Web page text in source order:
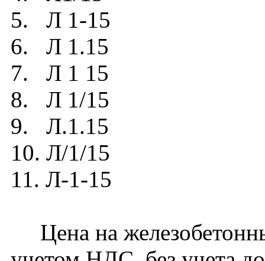
5. Л 1-15
6. Л 1.15
7. Л 1 15
8. Л 1/15
9. Л.1.15
10. Л/1/15
11. Л-1-15
Цена на